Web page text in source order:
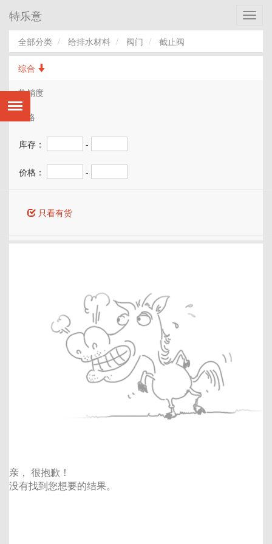
特乐意
全部分类 给排水材料 阀门 截止阀
综合
热销度
价格
库存： -
价格： -
只看有货
亲， 很抱歉！
没有找到您想要的结果。